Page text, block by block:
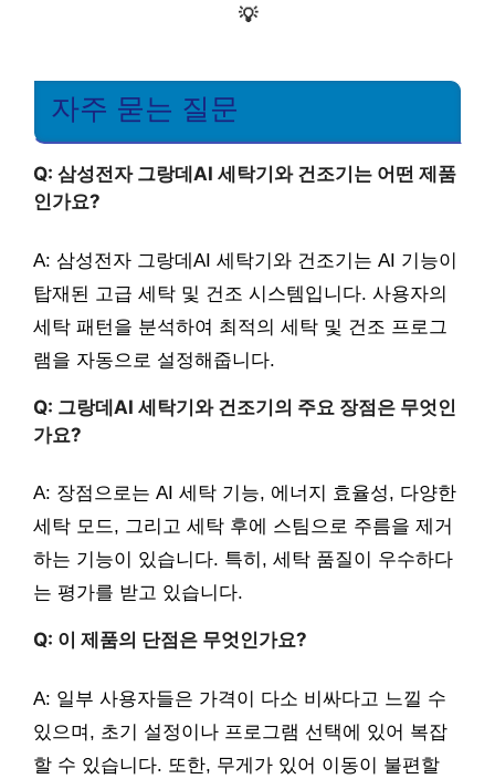
💡
자주 묻는 질문
Q: 삼성전자 그랑데AI 세탁기와 건조기는 어떤 제품
인가요?
A: 삼성전자 그랑데AI 세탁기와 건조기는 AI 기능이
탑재된 고급 세탁 및 건조 시스템입니다. 사용자의
세탁 패턴을 분석하여 최적의 세탁 및 건조 프로그
램을 자동으로 설정해줍니다.
Q: 그랑데AI 세탁기와 건조기의 주요 장점은 무엇인
가요?
A: 장점으로는 AI 세탁 기능, 에너지 효율성, 다양한
세탁 모드, 그리고 세탁 후에 스팀으로 주름을 제거
하는 기능이 있습니다. 특히, 세탁 품질이 우수하다
는 평가를 받고 있습니다.
Q: 이 제품의 단점은 무엇인가요?
A: 일부 사용자들은 가격이 다소 비싸다고 느낄 수
있으며, 초기 설정이나 프로그램 선택에 있어 복잡
할 수 있습니다. 또한, 무게가 있어 이동이 불편할